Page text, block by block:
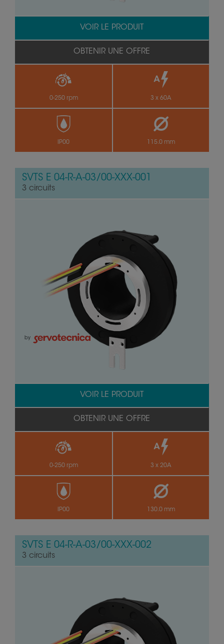
0-250 rpm 3 x 60A
IP00 115.0 mm
VOIR LE PRODUIT
OBTENIR UNE OFFRE
SVTS E 04-R-A-03/00-XXX-001
3 circuits
by
0-250 rpm 3 x 20A
IP00 130.0 mm
VOIR LE PRODUIT
OBTENIR UNE OFFRE
SVTS E 04-R-A-03/00-XXX-002
3 circuits